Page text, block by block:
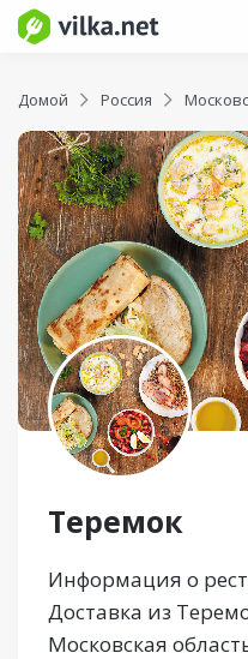
Домой Россия
Теремок
Информация о
Доставка из
Московская